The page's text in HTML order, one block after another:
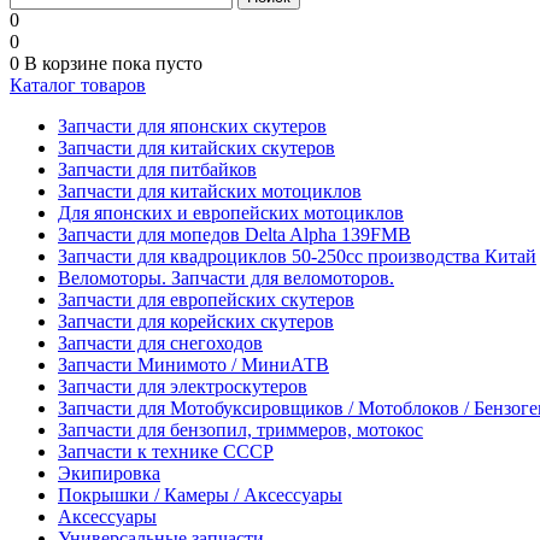
0
0
0 В корзине пока пусто
Каталог товаров
Запчасти для японских скутеров
Запчасти для китайских скутеров
Запчасти для питбайков
Запчасти для китайских мотоциклов
Для японских и европейских мотоциклов
Запчасти для мопедов Delta Alpha 139FMB
Запчасти для квадроциклов 50-250сс производства Китай
Веломоторы. Запчасти для веломоторов.
Запчасти для европейских скутеров
Запчасти для корейских скутеров
Запчасти для снегоходов
Запчасти Минимото / МиниАТВ
Запчасти для электроскутеров
Запчасти для Мотобуксировщиков / Мотоблоков /
Запчасти для бензопил, триммеров, мотокос
Запчасти к технике СССР
Экипировка
Покрышки / Камеры / Аксессуары
Аксессуары